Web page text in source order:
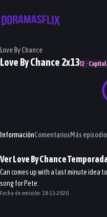
Love By Chance
Love By Chance 2x13T2 ·
InformaciónComentariosMás
VerLove By Chance
Can comes up with a last minute idea
song for Pete.
Fecha de emisión: 18-11-2020